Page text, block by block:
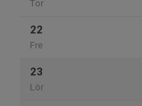
Tor
22
Fre
23
Lör